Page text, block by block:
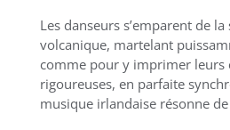
Les danseurs s’emparent de
volcanique, martelant
comme pour y imprimer leurs
rigoureuses, en parfaite
musique irlandaise résonne